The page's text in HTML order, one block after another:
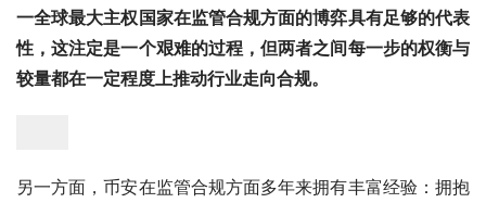
一全球最大主权国家在监管合规方面的博弈具有足够的代表
性，这注定是一个艰难的过程，但两者之间每一步的权衡与
较量都在一定程度上推动行业走向合规。
另一方面，币安在监管合规方面多年来拥有丰富经验：拥抱